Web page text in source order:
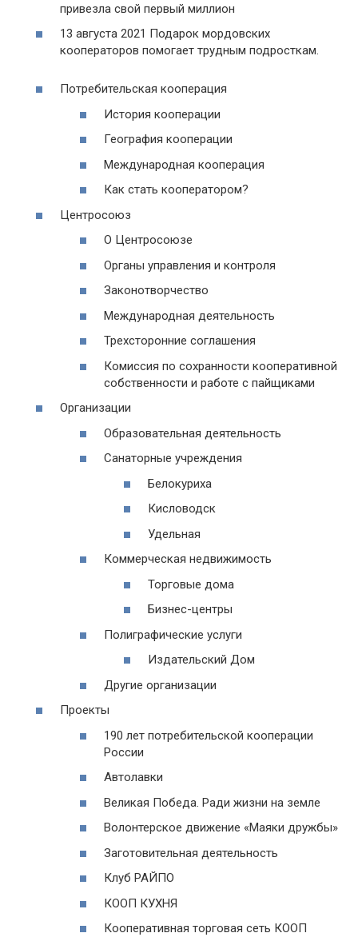
привезла свой первый миллион
13 августа 2021 Подарок мордовских
кооператоров помогает трудным подросткам.
Потребительская кооперация
История кооперации
География кооперации
Международная кооперация
Как стать кооператором?
Центросоюз
О Центросоюзе
Органы управления и контроля
Законотворчество
Международная деятельность
Трехсторонние соглашения
Комиссия по сохранности кооперативной
собственности и работе с пайщиками
Организации
Образовательная деятельность
Санаторные учреждения
Белокуриха
Кисловодск
Удельная
Коммерческая недвижимость
Торговые дома
Бизнес-центры
Полиграфические услуги
Издательский Дом
Другие организации
Проекты
190 лет потребительской кооперации
России
Автолавки
Великая Победа. Ради жизни на земле
Волонтерское движение «Маяки дружбы»
Заготовительная деятельность
Клуб РАЙПО
КООП КУХНЯ
Кооперативная торговая сеть КООП